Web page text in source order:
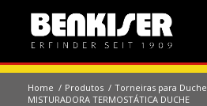
Home / Produtos / Torneiras para Duche
MISTURADORA TERMOSTÁTICA DUCHE